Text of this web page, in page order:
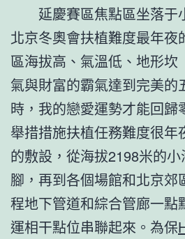
延慶賽區焦點區坐落于
北京冬奧會扶植難度最年夜
區海拔高、氣溫低、地形坎
氣與財富的霸氣達到完美的
時，我的戀愛運勢才能回歸
舉措措施扶植任務難度很年
的敷設，從海拔2198米的
腳，再到各個場館和北京郊
程地下管道和綜合管廊一點
運相干點位串聯起來。為保